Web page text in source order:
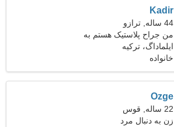
Kadir
44 ساله, ترازو
من جراح پلاستیک هستم به
یک خانم ماهر نیازمندم
ایلماداگ، ترکیه
خانواده
Ozge
22 ساله, قوس
زن به دنبال مرد